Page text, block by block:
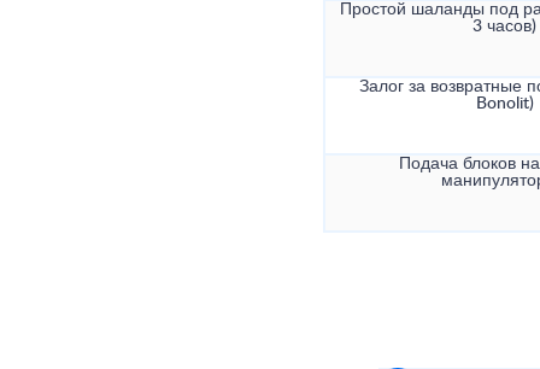
Простой шаланды под
3 часов)
Залог за возвратные
Bonolit)
Подача блоков